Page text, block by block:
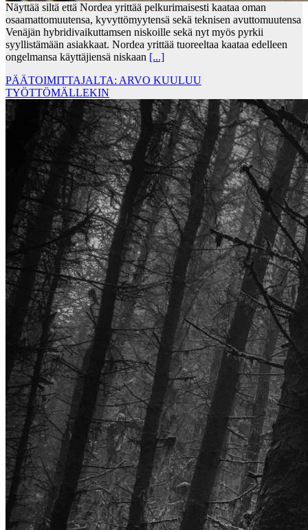
Näyttää siltä että Nordea yrittää pelkurimaisesti kaataa oman
osaamattomuutensa, kyvyttömyytensä sekä teknisen avuttomuutensa
Venäjän hybridivaikuttamsen niskoille sekä nyt myös pyrkii
syyllistämään asiakkaat. Nordea yrittää tuoreeltaa kaataa edelleen
ongelmansa käyttäjiensä niskaan [...]
PÄÄTOIMITTAJALTA: ARVO KUULUU
TYÖTTÖMÄLLEKIN